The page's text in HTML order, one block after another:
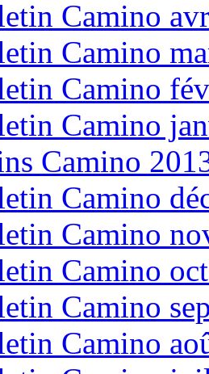
Camino
Camino
Camino
Camino
Camino
Camino
Camino
Camino
Camino
Camino